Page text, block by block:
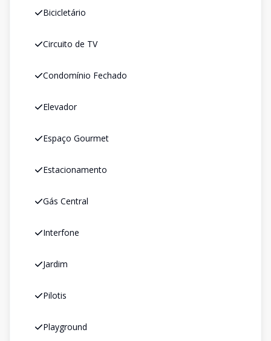
Bicicletário
Circuito de TV
Condomínio Fechado
Elevador
Espaço Gourmet
Estacionamento
Gás Central
Interfone
Jardim
Pilotis
Playground